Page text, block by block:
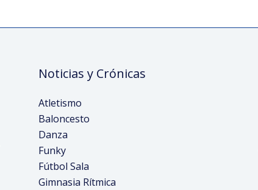
Noticias y Crónicas
Atletismo
Baloncesto
Danza
Funky
Fútbol Sala
Gimnasia Rítmica